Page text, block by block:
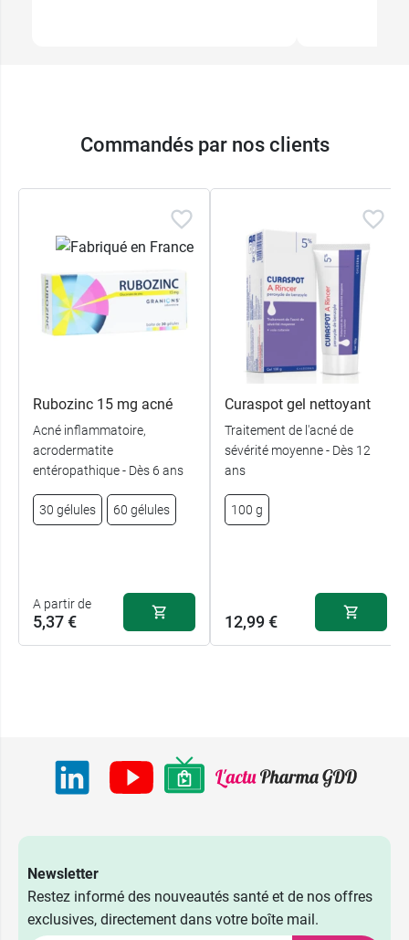
Commandés par nos clients
Rubozinc 15 mg acné
Acné inflammatoire,
acrodermatite
entéropathique - Dès 6 ans
30 gélules 60 gélules
A partir de
5,37 €
Curaspot gel nettoyant
Traitement de l'acné de
sévérité moyenne - Dès 12
ans
100 g
12,99 €
Newsletter
Restez informé des nouveautés santé et de nos offres
exclusives, directement dans votre boîte mail.